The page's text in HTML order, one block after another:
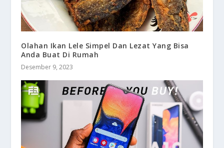
Olahan Ikan Lele Simpel Dan Lezat Yang Bisa
Anda Buat Di Rumah
Desember 9, 2023